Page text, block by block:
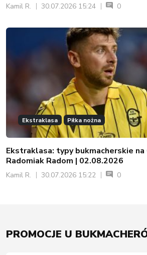
Kamil R. 30.07.2026 15:24 0
Ekstraklasa Piłka nożna
Ekstraklasa: typy bukmacherskie na
Radomiak Radom | 02.08.2026
Kamil R. 30.07.2026 15:22 0
PROMOCJE U